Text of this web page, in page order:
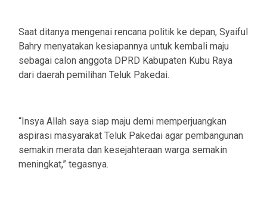
‎Saat ditanya mengenai rencana politik ke depan, Syaiful
Bahry menyatakan kesiapannya untuk kembali maju
sebagai calon anggota DPRD Kabupaten Kubu Raya
dari daerah pemilihan Teluk Pakedai.
‎“Insya Allah saya siap maju demi memperjuangkan
aspirasi masyarakat Teluk Pakedai agar pembangunan
semakin merata dan kesejahteraan warga semakin
meningkat,” tegasnya.